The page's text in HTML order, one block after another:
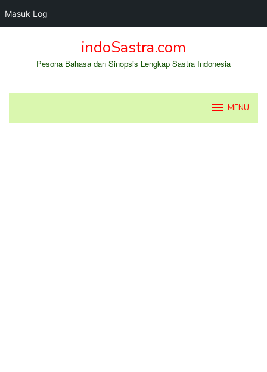
Masuk Log
indoSastra.com
Pesona Bahasa dan Sinopsis Lengkap Sastra Indonesia
MENU